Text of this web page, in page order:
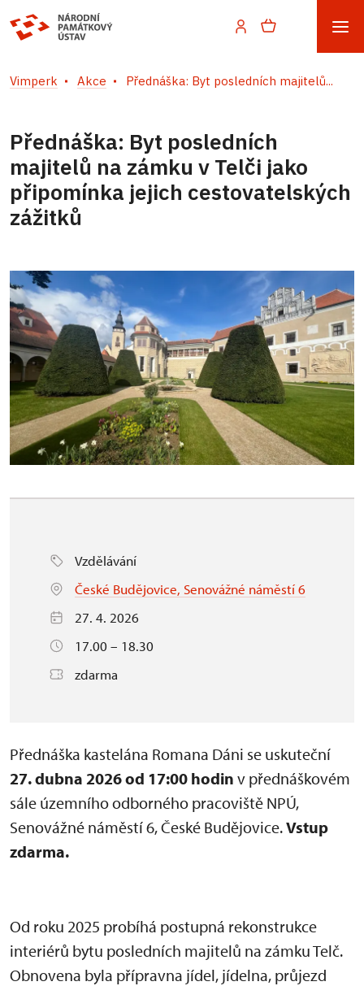
Vimperk Akce Přednáška: Byt posledních majitelů...
Přednáška: Byt posledních
majitelů na zámku v Telči jako
připomínka jejich cestovatelských
zážitků
Vzdělávání
České Budějovice, Senovážné náměstí 6
27. 4. 2026
17.00 – 18.30
zdarma
Přednáška kastelána Romana Dáni se uskuteční
27. dubna 2026 od 17:00 hodin v přednáškovém
sále územního odborného pracoviště NPÚ,
Senovážné náměstí 6, České Budějovice.Vstup
zdarma.
Od roku 2025 probíhá postupná rekonstrukce
interiérů bytu posledních majitelů na zámku Telč.
Obnovena byla přípravna jídel, jídelna, průjezd